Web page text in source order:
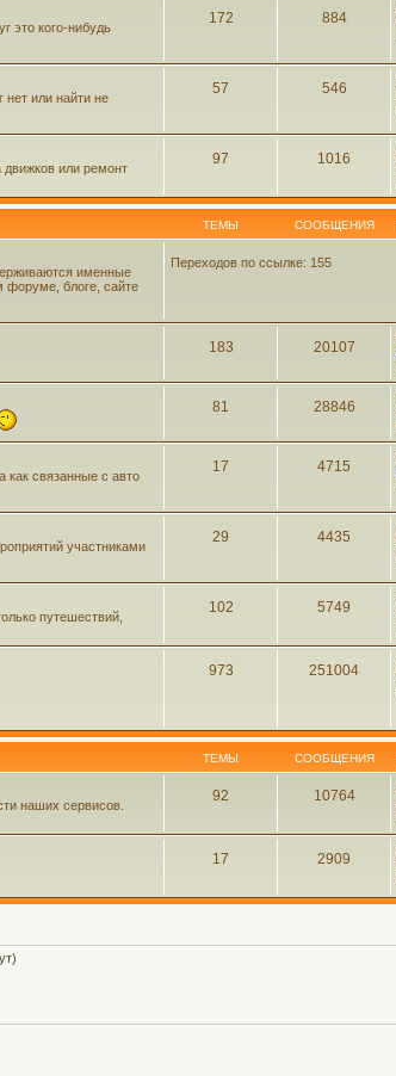
это кого-нибудь
172 884
нет или найти не
57 546
движков или ремонт
97 1016
ТЕМЫ СООБЩЕНИЯ
именные
форуме, блоге, сайте
Переходов по ссылке: 155
183 20107
81 28846
как связанные с авто
17 4715
участниками
29 4435
путешествий,
102 5749
973 251004
ТЕМЫ СООБЩЕНИЯ
наших сервисов.
92 10764
17 2909